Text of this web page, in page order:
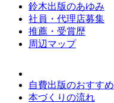
鈴木出版のあゆみ
社員・代理店募集
推薦・受賞歴
周辺マップ
自費出版のおすすめ
本づくりの流れ